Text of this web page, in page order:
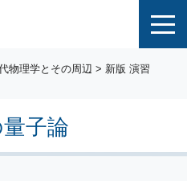
子論
物理学とその周辺 > 新版 演習